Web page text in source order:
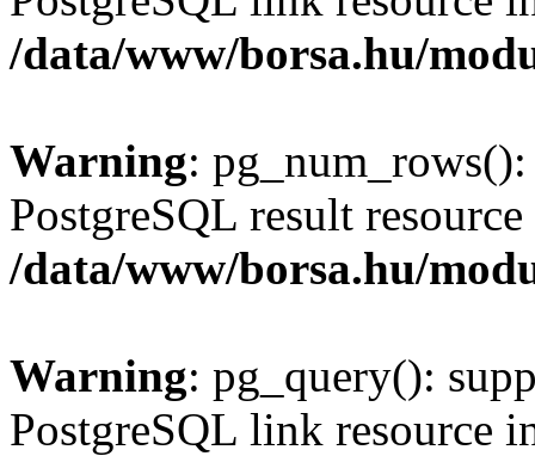
/data/www/borsa.hu/
Warning:
PostgreSQL result
/data/www/borsa.hu/
Warning: pg_query():
PostgreSQL link resource